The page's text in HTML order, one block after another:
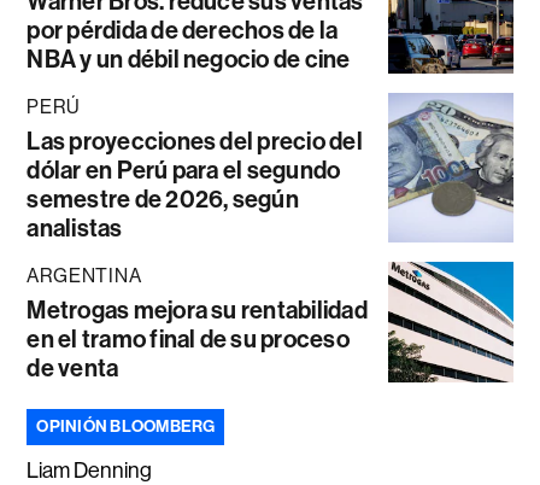
por pérdida de derechos de la
NBA y un débil negocio de cine
PERÚ
Las proyecciones del precio del
dólar en Perú para el segundo
semestre de 2026, según
analistas
ARGENTINA
Metrogas mejora su rentabilidad
en el tramo final de su proceso
de venta
OPINIÓN BLOOMBERG
Liam Denning